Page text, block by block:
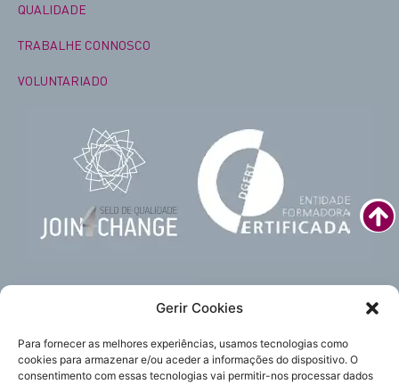
Gerir Cookies
Para fornecer as melhores experiências, usamos tecnologias como
cookies para armazenar e/ou aceder a informações do dispositivo. O
consentimento com essas tecnologias vai permitir-nos processar dados
QUALIDADE
TRABALHE CONNOSCO
VOLUNTARIADO